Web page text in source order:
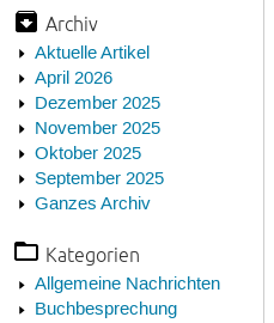
Archiv
Aktuelle Artikel
April 2026
Dezember 2025
November 2025
Oktober 2025
September 2025
Ganzes Archiv
Kategorien
Allgemeine Nachrichten
Buchbesprechung